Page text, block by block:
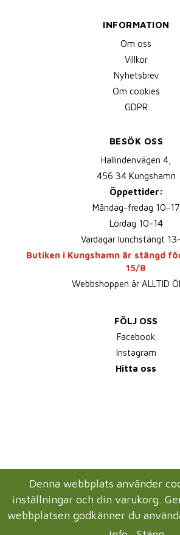
INFORMATION
Om oss
Villkor
Nyhetsbrev
Om cookies
GDPR
BESÖK OSS
Hallindenvägen 4,
456 34 Kungshamn
Öppettider:
Måndag-fredag 10-17
Lördag 10-14
Vardagar lunchstängt
Butiken i Kungshamn är stängd
15/8
Webbshoppen är ALLTID
FÖLJ OSS
Facebook
Instagram
Hitta oss
Denna webbplats använder
inställningar och din varukorg.
webbplatsen godkänner du